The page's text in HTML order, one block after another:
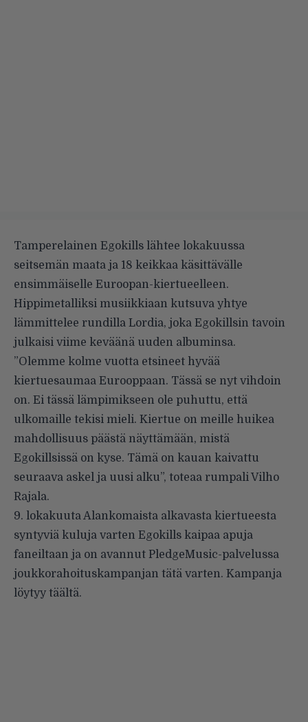
Tamperelainen Egokills lähtee lokakuussa
seitsemän maata ja 18 keikkaa käsittävälle
ensimmäiselle Euroopan-kiertueelleen.
Hippimetalliksi musiikkiaan kutsuva yhtye
lämmittelee rundilla Lordia, joka Egokillsin tavoin
julkaisi viime keväänä uuden albuminsa.
”Olemme kolme vuotta etsineet hyvää
kiertuesaumaa Eurooppaan. Tässä se nyt vihdoin
on. Ei tässä lämpimikseen ole puhuttu, että
ulkomaille tekisi mieli. Kiertue on meille huikea
mahdollisuus päästä näyttämään, mistä
Egokillsissä on kyse. Tämä on kauan kaivattu
seuraava askel ja uusi alku”, toteaa rumpali Vilho
Rajala.
9. lokakuuta Alankomaista alkavasta kiertueesta
syntyviä kuluja varten Egokills kaipaa apuja
faneiltaan ja on avannut PledgeMusic-palvelussa
joukkorahoituskampanjan tätä varten. Kampanja
löytyy täältä.